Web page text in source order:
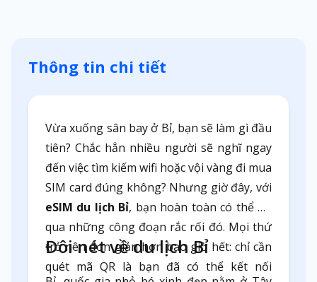
Thông tin chi tiết
Vừa xuống sân bay ở Bỉ, bạn sẽ làm gì đầu
tiên? Chắc hẳn nhiều người sẽ nghĩ ngay
đến việc tìm kiếm wifi hoặc vội vàng đi mua
SIM card đúng không? Nhưng giờ đây, với
eSIM du lịch Bỉ, bạn hoàn toàn có thể bỏ
qua những công đoạn rắc rối đó. Mọi thứ
trở nên đơn giản hơn bao giờ hết: chỉ cần
quét mã QR là bạn đã có thể kết nối
Đôi nét về du lịch Bỉ